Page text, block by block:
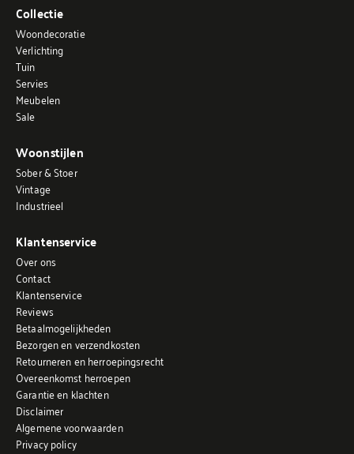
Collectie
Woondecoratie
Verlichting
Tuin
Servies
Meubelen
Sale
Woonstijlen
Sober & Stoer
Vintage
Industrieel
Klantenservice
Over ons
Contact
Klantenservice
Reviews
Betaalmogelijkheden
Bezorgen en verzendkosten
Retourneren en herroepingsrecht
Overeenkomst herroepen
Garantie en klachten
Disclaimer
Algemene voorwaarden
Privacy policy